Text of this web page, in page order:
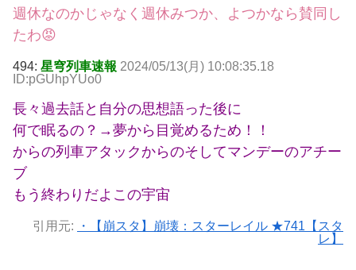
週休なのかじゃなく週休みつか、よつかなら賛同し
たわ😡
494: 星穹列車速報 2024/05/13(月) 10:08:35.18
ID:pGUhpYUo0
長々過去話と自分の思想語った後に
何で眠るの？→夢から目覚めるため！！
からの列車アタックからのそしてマンデーのアチー
ブ
もう終わりだよこの宇宙
引用元:
・【崩スタ】崩壊：スターレイル ★741【スタ
レ】